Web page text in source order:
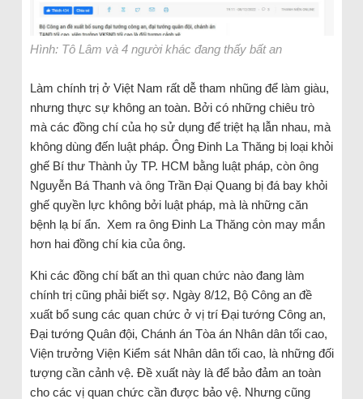
Hình: Tô Lâm và 4 người khác đang thấy bất an
Làm chính trị ở Việt Nam rất dễ tham nhũng để làm giàu,
nhưng thực sự không an toàn. Bởi có những chiêu trò
mà các đồng chí của họ sử dụng để triệt hạ lẫn nhau, mà
không dùng đến luật pháp. Ông Đinh La Thăng bị loại khỏi
ghế Bí thư Thành ủy TP. HCM bằng luật pháp, còn ông
Nguyễn Bá Thanh và ông Trần Đại Quang bị đá bay khỏi
ghế quyền lực không bởi luật pháp, mà là những căn
bệnh lạ bí ẩn. Xem ra ông Đinh La Thăng còn may mắn
hơn hai đồng chí kia của ông.
Khi các đồng chí bất an thì quan chức nào đang làm
chính trị cũng phải biết sợ. Ngày 8/12, Bộ Công an đề
xuất bổ sung các quan chức ở vị trí Đại tướng Công an,
Đại tướng Quân đội, Chánh án Tòa án Nhân dân tối cao,
Viện trưởng Viện Kiểm sát Nhân dân tối cao, là những đối
tượng cần cảnh vệ. Đề xuất này là để bảo đảm an toàn
cho các vị quan chức cần được bảo vệ. Nhưng cũng